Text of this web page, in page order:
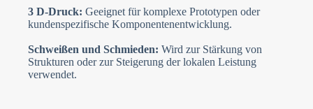
3 D-Druck: Geeignet für komplexe Prototypen oder
kundenspezifische Komponentenentwicklung.
Schweißen und Schmieden: Wird zur Stärkung von
Strukturen oder zur Steigerung der lokalen Leistung
verwendet.